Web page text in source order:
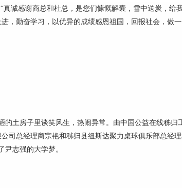
诚感谢商总和杜总，是您们慷慨解囊，雪中送炭，给
，勤奋学习，以优异的成绩感恩祖国，回报社会，做
土房子里谈笑风生，热闹异常。由中国公益在线秭归
司总经理商宗艳和秭归县纽斯达聚力桌球俱乐部总经
志强的大学梦。